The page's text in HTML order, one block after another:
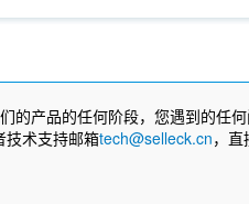
Antibody (Rabbit mAb)
(Rabbit mAb) [A18L7]
(Rabbit mAb) [B4C16]
(Rabbit mAb) [H18K23]
的产品的任何阶段，您遇到的任
术支持邮箱tech@selleck.cn，